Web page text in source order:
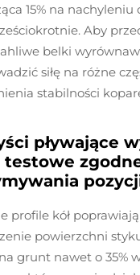
15% na
Aby
belki
siłę na różne
stabilności
pływające
testowe
profile kół
powierzchni
grunt nawet o 35%